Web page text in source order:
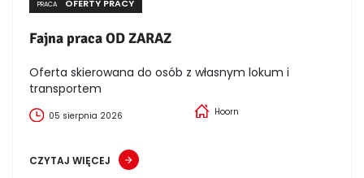
PRACA OFERTY PRACY
Fajna praca OD ZARAZ
Oferta skierowana do osób z własnym lokum i
transportem
05 sierpnia 2026 Hoorn
CZYTAJ WIĘCEJ